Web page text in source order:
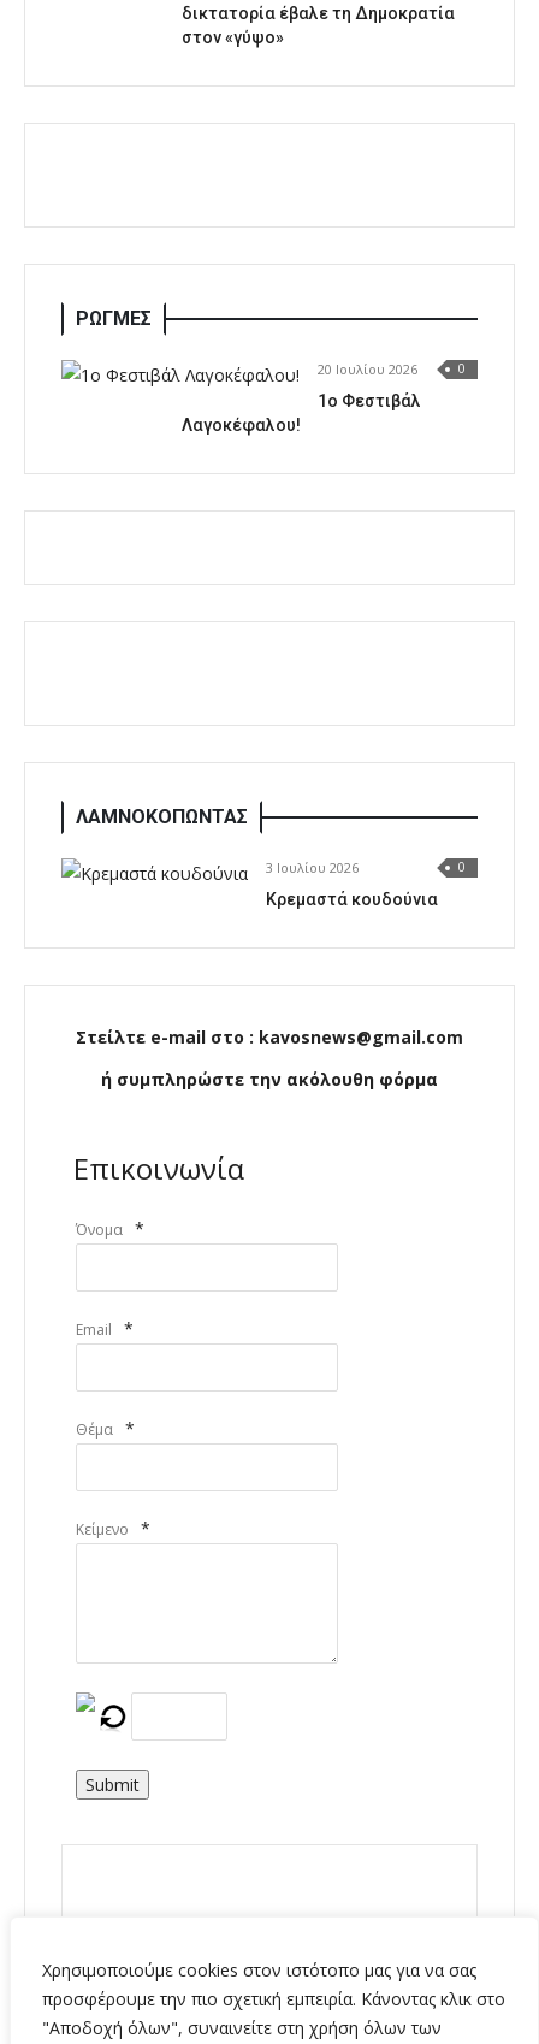
Χρησιμοποιούμε cookies στον ιστότοπο μας για να σας
προσφέρουμε την πιο σχετική εμπειρία. Κάνοντας κλικ στο
"Αποδοχή όλων", συναινείτε στη χρήση όλων των
δικτατορία έβαλε τη Δημοκρατία
στον «γύψο»
ΡΩΓΜΕΣ
20 Ιουλίου 2026 0
1o Φεστιβάλ
Λαγοκέφαλου!
ΛΑΜΝΟΚΟΠΩΝΤΑΣ
3 Ιουλίου 2026 0
Κρεμαστά κουδούνια
Στείλτε e-mail στο : kavosnews@gmail.com
ή συμπληρώστε την ακόλουθη φόρμα
Επικοινωνία
Όνομα *
Email *
Θέμα *
Κείμενο *
Submit